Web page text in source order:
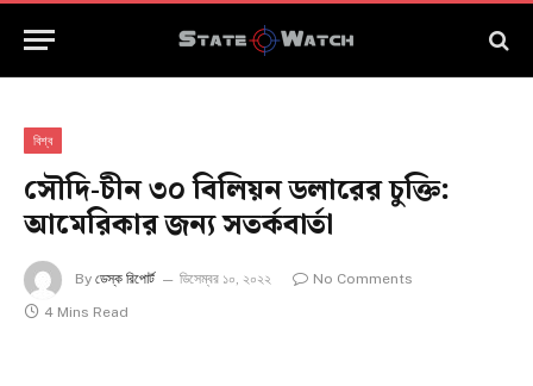
বিশ্ব
সৌদি-চীন ৩০ বিলিয়ন ডলারের চুক্তি:
আমেরিকার জন্য সতর্কবার্তা
By ডেস্ক রিপোর্ট ডিসেম্বর ১০, ২০২২
No Comments
4 Mins Read